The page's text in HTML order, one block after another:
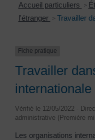
Accueil particuliers >
l'étranger > Travailler
Fiche pratique
Travailler
internationale
Vérifié le 12/05/2022 -
administrative (Première
Les organisations